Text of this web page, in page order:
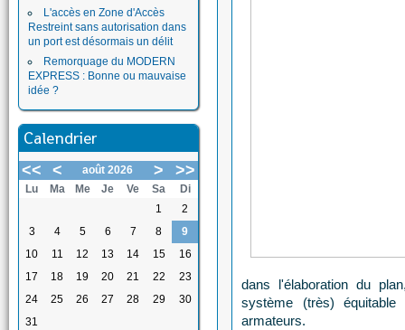
L'accès en Zone d'Accès
Restreint sans autorisation dans
un port est désormais un délit
Remorquage du MODERN
EXPRESS : Bonne ou mauvaise
idée ?
Calendrier
<< < août 2026 > >>
Lu Ma Me Je Ve Sa
Di
1
2
3
4 5 6 7 8
9
10
11 12 13 14 15
16
17
18 19 20 21 22
23
24
25 26 27 28 29
30
31
dans l'élaboration du
système (très)
armateurs.